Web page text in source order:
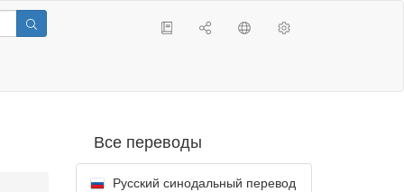
Все переводы
Русский синодальный перевод